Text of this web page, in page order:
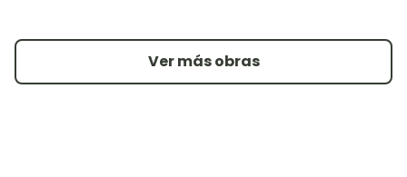
Ver más obras